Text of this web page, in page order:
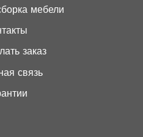
мебели
заказ
связь